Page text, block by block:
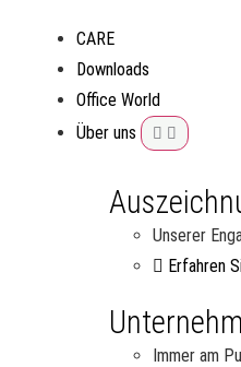
CARE
Downloads
Office World
Über uns
Unserer
Erfahren
Immer am